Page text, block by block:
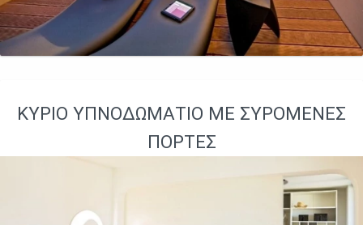
ΚΎΡΙΟ ΥΠΝΟΔΩΜΆΤΙΟ ΜΕ ΣΥΡΌΜΕΝΕΣ
ΠΌΡΤΕΣ